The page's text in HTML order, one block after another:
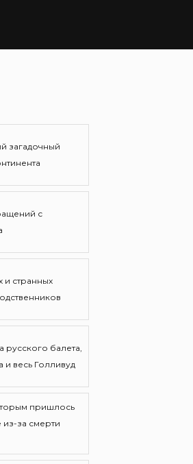
загадочный
с
и странных
балета,
весь Голливуд
пришлось
из-за смерти